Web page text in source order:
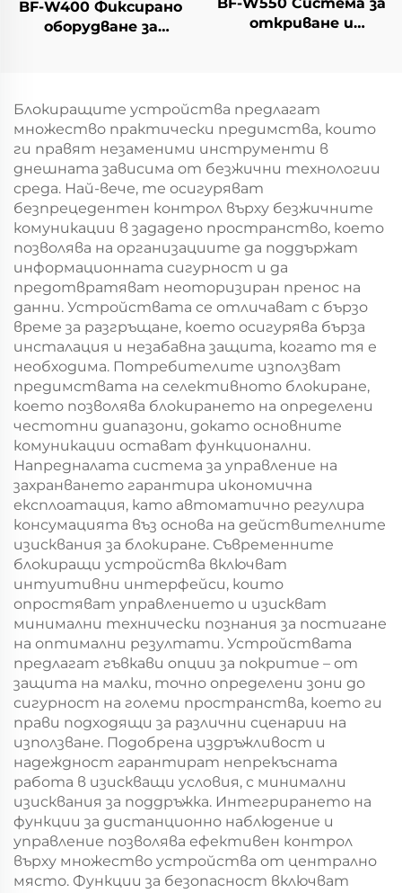
BF-W400 Фиксирано
оборудване за
откриване и
Блокиращите устройства предлагат
множество практически предимства, които
ги правят незаменими инструменти в
днешната зависима от безжични технологии
среда. Най-вече, те осигуряват
безпрецедентен контрол върху безжичните
комуникации в зададено пространство, което
позволява на организациите да поддържат
информационната сигурност и да
предотвратяват неоторизиран пренос на
данни. Устройствата се отличават с бързо
време за разгръщане, което осигурява бърза
инсталация и незабавна защита, когато тя е
необходима. Потребителите използват
предимствата на селективното блокиране,
което позволява блокирането на определени
честотни диапазони, докато основните
комуникации остават функционални.
Напредналата система за управление на
захранването гарантира икономична
експлоатация, като автоматично регулира
консумацията въз основа на действителните
изисквания за блокиране. Съвременните
блокиращи устройства включват
интуитивни интерфейси, които
опростяват управлението и изискват
минимални технически познания за постигане
на оптимални резултати. Устройствата
предлагат гъвкави опции за покритие – от
защита на малки, точно определени зони до
сигурност на големи пространства, което ги
прави подходящи за различни сценарии на
използване. Подобрена издръжливост и
надеждност гарантират непрекъсната
работа в изискващи условия, с минимални
изисквания за поддръжка. Интегрирането на
функции за дистанционно наблюдение и
управление позволява ефективен контрол
върху множество устройства от централно
място. Функции за безопасност включват